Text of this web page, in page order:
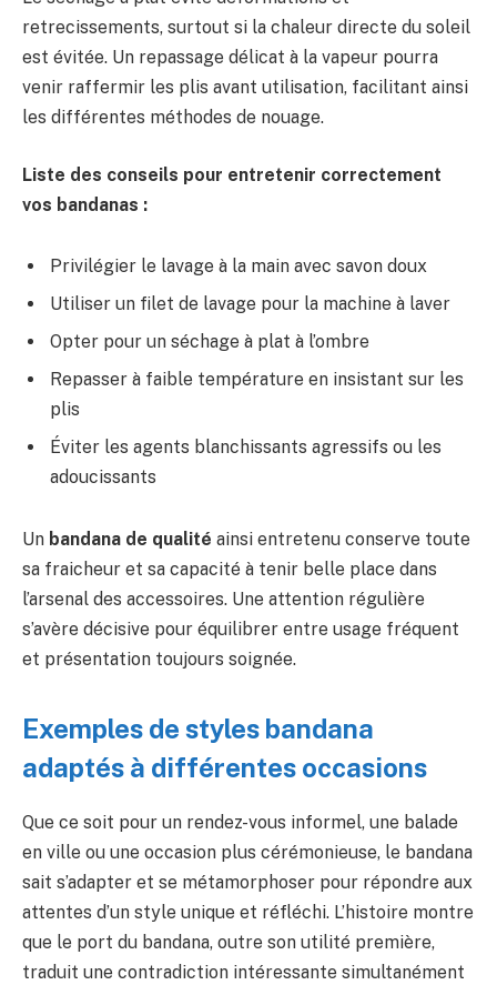
retrecissements, surtout si la chaleur directe du soleil
est évitée. Un repassage délicat à la vapeur pourra
venir raffermir les plis avant utilisation, facilitant ainsi
les différentes méthodes de nouage.
Liste des conseils pour entretenir correctement
vos bandanas :
Privilégier le lavage à la main avec savon doux
Utiliser un filet de lavage pour la machine à laver
Opter pour un séchage à plat à l’ombre
Repasser à faible température en insistant sur les
plis
Éviter les agents blanchissants agressifs ou les
adoucissants
Un bandana de qualité ainsi entretenu conserve toute
sa fraicheur et sa capacité à tenir belle place dans
l’arsenal des accessoires. Une attention régulière
s’avère décisive pour équilibrer entre usage fréquent
et présentation toujours soignée.
Exemples de styles bandana
adaptés à différentes occasions
Que ce soit pour un rendez-vous informel, une balade
en ville ou une occasion plus cérémonieuse, le bandana
sait s’adapter et se métamorphoser pour répondre aux
attentes d’un style unique et réfléchi. L’histoire montre
que le port du bandana, outre son utilité première,
traduit une contradiction intéressante simultanément